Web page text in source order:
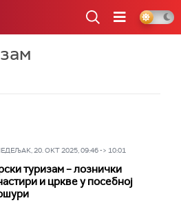
20. ОКТ 2025, 09:46 -> 10:01
туризам – лознички
и цркве у посебној